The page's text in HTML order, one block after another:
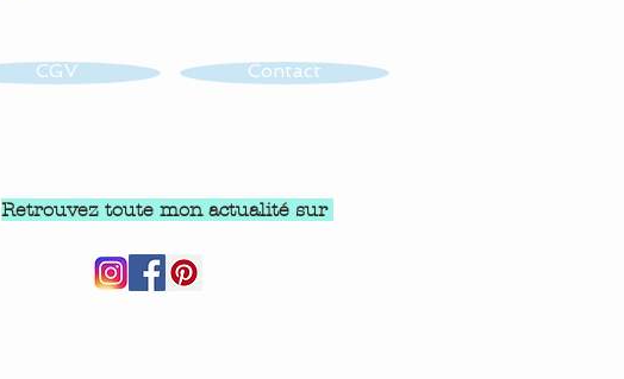
CGV Contact
Retrouvez toute mon actualité sur